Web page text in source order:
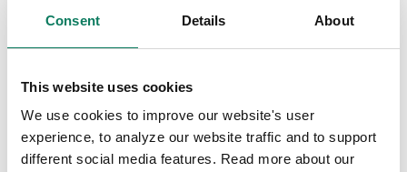
Consent Details About
This website uses cookies
We use cookies to improve our website's user
experience, to analyze our website traffic and to support
different social media features. Read more about our
BauPVO-Compliance und
Marktzugang für Hersteller